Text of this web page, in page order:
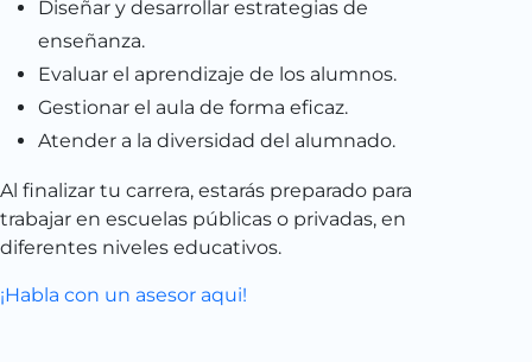
Diseñar y desarrollar estrategias de
enseñanza.
Evaluar el aprendizaje de los alumnos.
Gestionar el aula de forma eficaz.
Atender a la diversidad del alumnado.
Al finalizar tu carrera, estarás preparado para
trabajar en escuelas públicas o privadas, en
diferentes niveles educativos.
¡Habla con un asesor aqui!